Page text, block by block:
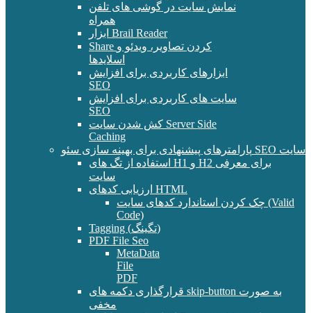
نمایش سایت در گوشی های تلفن
همراه
ابزار Brail Reader
Share کردن تصاویر، ویدئو و
اسلایدها
ابزارهای کاربردی برای افزایش
SEO
سایت های کاربردی برای افزایش
SEO
کش شدن سایت Server Side
Caching
پارامترهای پیشنهادی برای بهینه سازی سئو SEO سایت
استفاده از تگ های H1 و H2 برای معرفی
سایت
ارزیابی کدهای HTML
چک کردن استاندارد کدهای سایت (Valid
Code)
Tagging (تگینگ)
PDF File Seo
MetaData
File
PDF
قرارگذاری دکمه های skip-button به صورت
مخفی